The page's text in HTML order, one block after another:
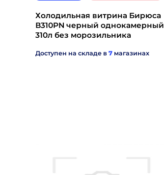
Холодильная витрина Бирюса
В310PN черный однокамерный
310л без морозильника
Доступен на складе в 7 магазинах